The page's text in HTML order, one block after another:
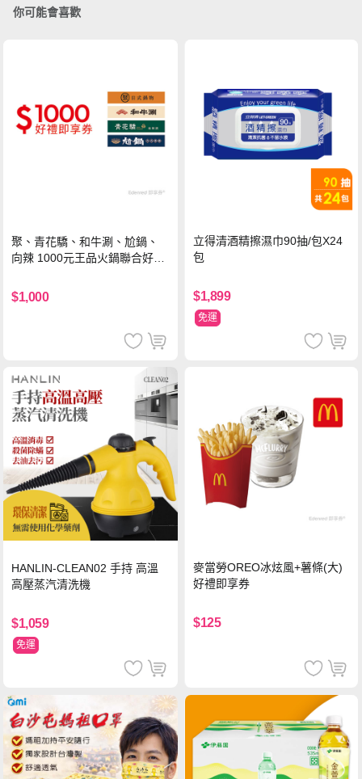
你可能會喜歡
聚、青花驕、和牛涮、尬鍋、
向辣 1000元王品火鍋聯合好禮
$1,000
立得清酒精擦濕巾90抽/包X24
包
$1,899
免運
HANLIN-CLEAN02 手持 高溫
高壓蒸汽清洗機
$1,059
免運
麥當勞OREO冰炫風+薯條(大)
好禮即享券
$125